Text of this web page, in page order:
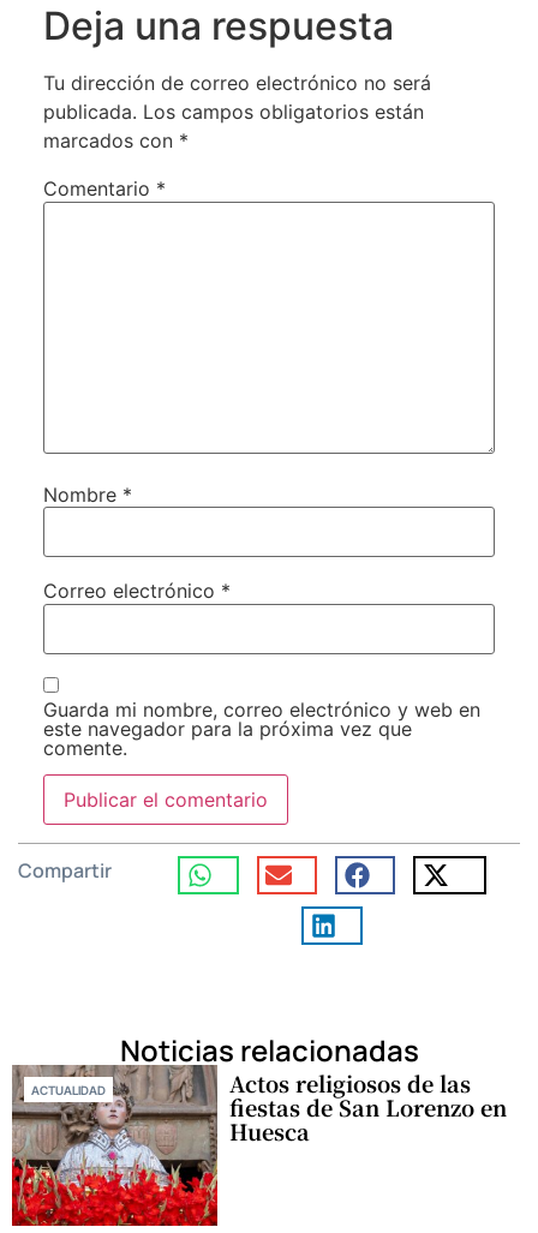
Deja una respuesta
Tu dirección de correo electrónico no será
publicada. Los campos obligatorios están
marcados con *
Comentario *
Nombre *
Correo electrónico *
Guarda mi nombre, correo electrónico y web en
este navegador para la próxima vez que
comente.
Compartir
Noticias relacionadas
ACTUALIDAD Actos religiosos de las
fiestas de San Lorenzo en
Huesca